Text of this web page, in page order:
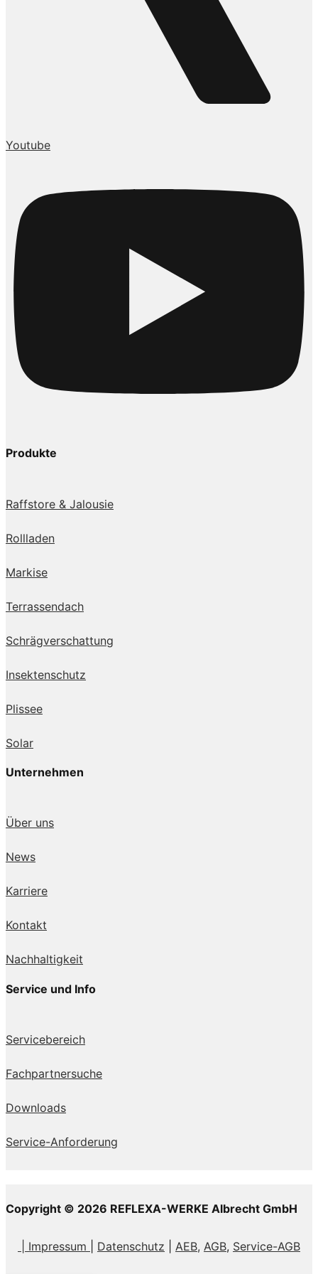
Youtube
Produkte
Raffstore & Jalousie
Rollladen
Markise
Terrassendach
Schrägverschattung
Insektenschutz
Plissee
Solar
Unternehmen
Über uns
News
Karriere
Kontakt
Nachhaltigkeit
Service und Info
Servicebereich
Fachpartnersuche
Downloads
Service-Anforderung
Copyright © 2026 REFLEXA-WERKE Albrecht GmbH
| Impressum Datenschutz AEB, AGB, Service-AGB